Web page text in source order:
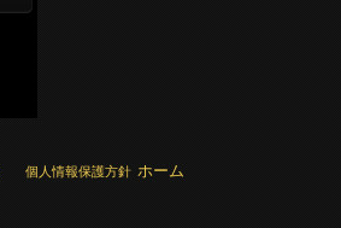
ホーム
個人情報保護方針